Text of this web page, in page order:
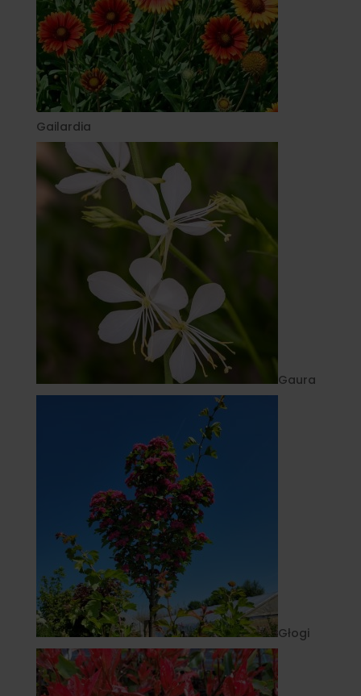
Gailardia
Gaura
Głogi